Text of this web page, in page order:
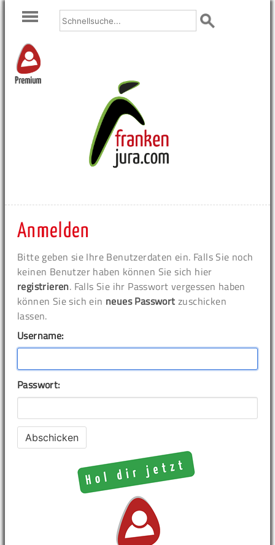
Premium
Anmelden
Bitte geben sie Ihre Benutzerdaten ein. Falls Sie noch
keinen Benutzer haben können Sie sich hier
registrieren. Falls Sie ihr Passwort vergessen haben
können Sie sich ein neues Passwort zuschicken
lassen.
Username:
Passwort: